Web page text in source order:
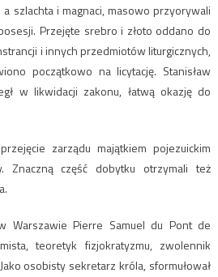
szlachta i magnaci, masowo przyorywali
Przejęte srebro i złoto oddano do
i innych przedmiotów liturgicznych,
początkowo na licytację. Stanisław
w likwidacji zakonu, łatwą okazję do
zarządu majątkiem pojezuickim
Znaczną część dobytku otrzymali też
Warszawie Pierre Samuel du Pont de
teoretyk fizjokratyzmu, zwolennik
osobisty sekretarz króla, sformułował